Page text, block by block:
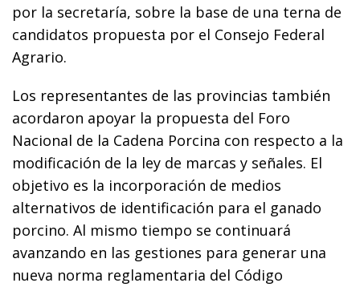
por la secretaría, sobre la base de una terna de
candidatos propuesta por el Consejo Federal
Agrario.
Los representantes de las provincias también
acordaron apoyar la propuesta del Foro
Nacional de la Cadena Porcina con respecto a la
modificación de la ley de marcas y señales. El
objetivo es la incorporación de medios
alternativos de identificación para el ganado
porcino. Al mismo tiempo se continuará
avanzando en las gestiones para generar una
nueva norma reglamentaria del Código